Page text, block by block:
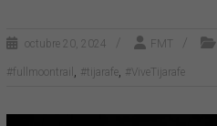
octubre 20, 2024 FMT
#fullmoontrail , #tijarafe, #ViveTijarafe